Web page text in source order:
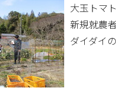
大玉トマ
新規就農
ダイダイ